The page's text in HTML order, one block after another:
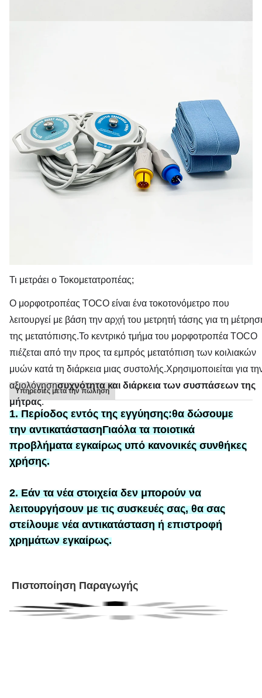
Τι μετράει ο Τοκομετατροπέας;
Ο μορφοτροπέας TOCO είναι ένα τοκοτονόμετρο που
λειτουργεί με βάση την αρχή του μετρητή τάσης για τη
της μετατόπισης.Το κεντρικό τμήμα του μορφοτροπέα TOCO
πιέζεται από την προς τα εμπρός μετατόπιση των κοιλιακών
μυών κατά τη διάρκεια μιας συστολής.Χρησιμοποιείται για
αξιολόγησησυχνότητα και διάρκεια των συσπάσεων της
μήτρας.
Υπηρεσίες μετά την πώληση
1. Περίοδος εντός της εγγύησης:θα δώσουμε
την αντικατάστασηΓιαόλα τα ποιοτικά
προβλήματα εγκαίρως υπό κανονικές συνθήκες
χρήσης.
2. Εάν τα νέα στοιχεία δεν μπορούν να
λειτουργήσουν με τις συσκευές σας, θα σας
στείλουμε νέα αντικατάσταση ή επιστροφή
χρημάτων εγκαίρως.
Πιστοποίηση Παραγωγής